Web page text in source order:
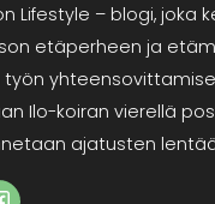
Lifestyle – blogi, joka
etäperheen ja
työn
Ilo-koiran vierellä
ajatusten